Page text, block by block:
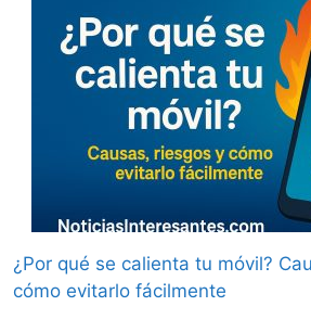
¿Por qué se calienta tu móvil?
cómo evitarlo fácilmente